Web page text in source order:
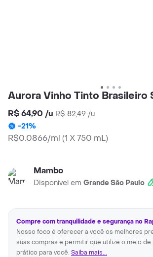
Aurora Vinho Tinto Brasileiro
R$ 64,90 /u R$ 82,49/u
-21%
R$0.0866/ml (1 X 750 mL)
Mambo
Disponível em Grande São Paulo
Compre com tranquilidade e segurança no
Nosso foco é oferecer a você os melhores
suas compras e permitir que utilize o meio de
prático para você. Saiba mais...